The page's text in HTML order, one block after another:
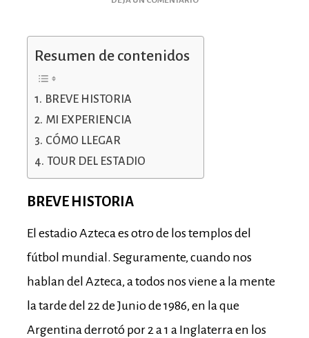
Resumen de contenidos
BREVE HISTORIA
MI EXPERIENCIA
CÓMO LLEGAR
TOUR DEL ESTADIO
BREVE HISTORIA
El estadio Azteca es otro de los templos del
fútbol mundial. Seguramente, cuando nos
hablan del Azteca, a todos nos viene a la mente
la tarde del 22 de Junio de 1986, en la que
Argentina derrotó por 2 a 1 a Inglaterra en los